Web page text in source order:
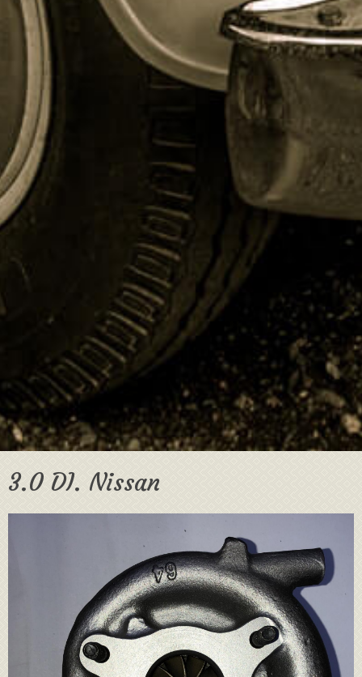
3.0 DI. Nissan